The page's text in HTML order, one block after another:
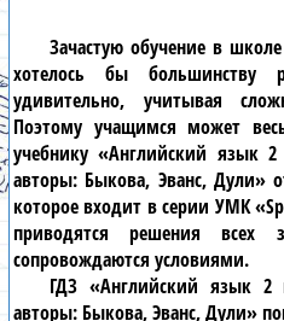
Зачастую обучение в
хотелось бы
удивительно, учитывая
Поэтому учащимся может
учебнику «Английский язык 2
авторы: Быкова, Эванс, Дули»
которое входит в серии УМК
приводятся решения
сопровождаются условиями.
ГДЗ «Английский язык 2
авторы: Быкова, Эванс, Дули»